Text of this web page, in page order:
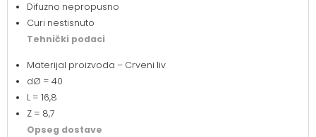
Difuzno nepropusno
Curi nestisnuto
Tehnički podaci
Materijal proizvoda – Crveni liv
dØ = 40
L = 16,8
Z = 8,7
Opseg dostave